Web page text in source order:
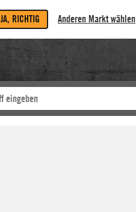
JA, RICHTIG Anderen Markt wählen